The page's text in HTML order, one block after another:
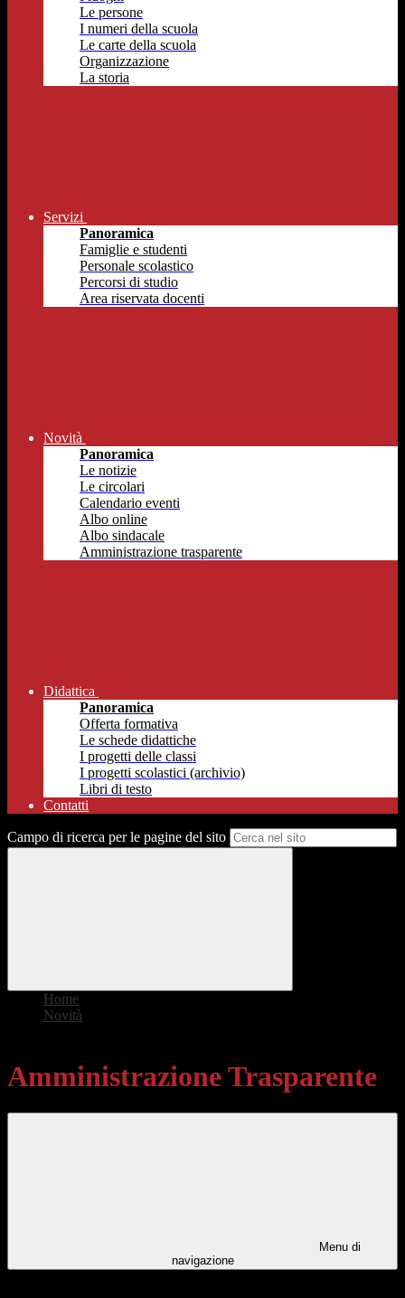
Le persone
I numeri della scuola
Le carte della scuola
Organizzazione
La storia
Servizi
Panoramica
Famiglie e studenti
Personale scolastico
Percorsi di studio
Area riservata docenti
Novità
Panoramica
Le notizie
Le circolari
Calendario eventi
Albo online
Albo sindacale
Amministrazione trasparente
Didattica
Panoramica
Offerta formativa
Le schede didattiche
I progetti delle classi
I progetti scolastici (archivio)
Libri di testo
Contatti
Campo di ricerca per le pagine del sito
Home
Novità
Amministrazione Trasparente
Menu di
navigazione